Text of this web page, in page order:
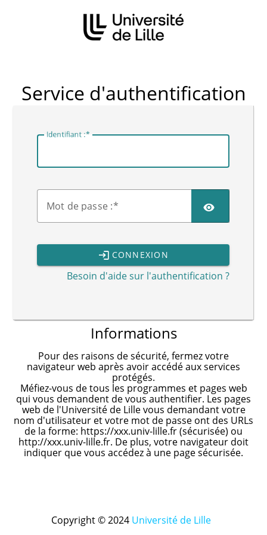
CAS
Service d'authentification
Identifiant :
Mot de passe :
CONNEXION
Besoin d'aide sur l'authentification ?
Informations
Pour des raisons de sécurité, fermez votre
navigateur web après avoir accédé aux services
protégés.
Méfiez-vous de tous les programmes et pages web
qui vous demandent de vous authentifier. Les pages
web de l'Université de Lille vous demandant votre
nom d'utilisateur et votre mot de passe ont des URLs
de la forme: https://xxx.univ-lille.fr (sécurisée) ou
http://xxx.univ-lille.fr. De plus, votre navigateur doit
indiquer que vous accédez à une page sécurisée.
Copyright © 2024 Université de Lille